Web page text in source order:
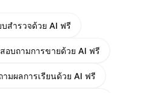
บสำรวจด้วย AI ฟรี
อบถามการขายด้วย AI ฟรี
ามผลการเรียนด้วย AI ฟรี